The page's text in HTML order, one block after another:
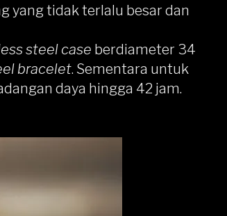
yang tidak terlalu besar dan
steel case berdiameter 34
bracelet. Sementara untuk
daya hingga 42 jam.